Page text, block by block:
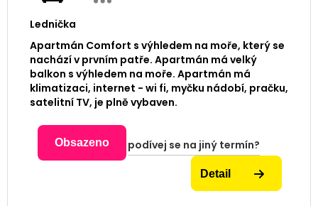
Lednička
Apartmán Comfort s výhledem na moře, který se
nachází v prvním patře. Apartmán má velký
balkon s výhledem na moře. Apartmán má
klimatizaci, internet - wi fi, myčku nádobí, pračku,
satelitní TV, je plně vybaven.
Obsazeno podívej se na jiný termín?
Detail